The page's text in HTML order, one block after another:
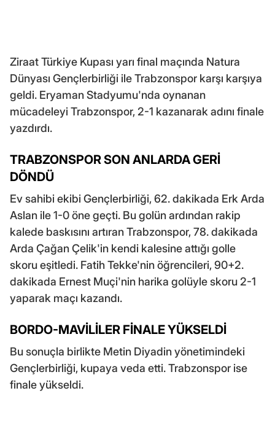
Ziraat Türkiye Kupası yarı final maçında Natura
Dünyası Gençlerbirliği ile Trabzonspor karşı karşıya
geldi. Eryaman Stadyumu'nda oynanan
mücadeleyi Trabzonspor, 2-1 kazanarak adını finale
yazdırdı.
TRABZONSPOR SON ANLARDA GERİ
DÖNDÜ
Ev sahibi ekibi Gençlerbirliği, 62. dakikada Erk Arda
Aslan ile 1-0 öne geçti. Bu golün ardından rakip
kalede baskısını artıran Trabzonspor, 78. dakikada
Arda Çağan Çelik'in kendi kalesine attığı golle
skoru eşitledi. Fatih Tekke'nin öğrencileri, 90+2.
dakikada Ernest Muçi'nin harika golüyle skoru 2-1
yaparak maçı kazandı.
BORDO-MAVİLİLER FİNALE YÜKSELDİ
Bu sonuçla birlikte Metin Diyadin yönetimindeki
Gençlerbirliği, kupaya veda etti. Trabzonspor ise
finale yükseldi.